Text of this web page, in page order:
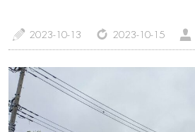
トップページ
特徴・こだわりで選ぶ
a 2023-10-13 z 2023-10-15 Ü